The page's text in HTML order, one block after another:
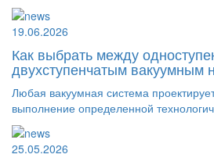
19.06.2026
Как выбрать между
двухступенчатым вакуумным
Любая вакуумная система
выполнение определенной
25.05.2026